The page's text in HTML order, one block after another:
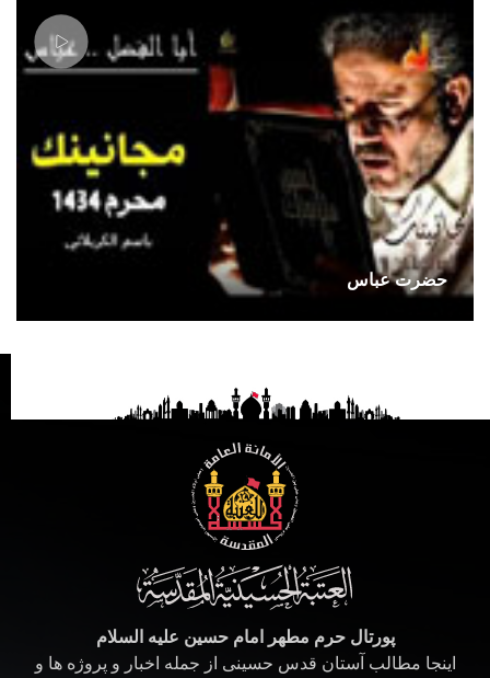
حضرت عباس
پورتال حرم مطهر امام حسین علیه السلام
اینجا مطالب آستان قدس حسینی از جمله اخبار و پروژه ها و